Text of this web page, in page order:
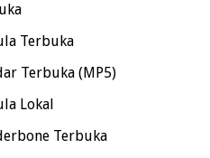
Terbuka
Terbuka (MP5)
Lokal
Terbuka